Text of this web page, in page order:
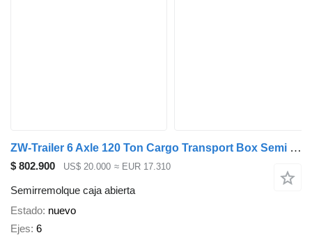
ZW-Trailer 6 Axle 120 Ton Cargo Transport Box Semi Trailer
$ 802.900 US$ 20.000 ≈ EUR 17.310
Semirremolque caja abierta
Estado nuevo
Ejes 6